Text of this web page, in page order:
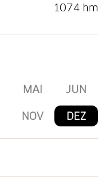
1074 hm
MAI JUN
NOV DEZ